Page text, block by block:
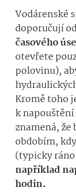
Vodárenské
doporučují
časového
otevřete
polovinu),
Kromě toho
k napouštění
znamená,
obdobím,
(typicky ráno
například
hodin.